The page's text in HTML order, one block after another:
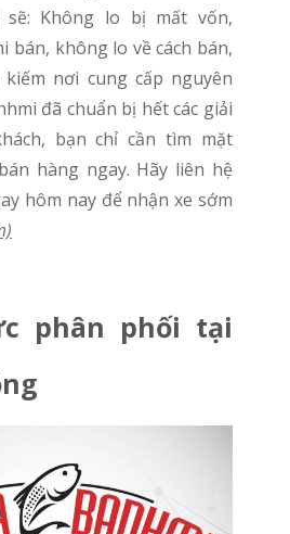
Không lo bị mất vốn,
bán, không lo về cách bán,
nơi cung cấp nguyên
đã chuẩn bị hết các giải
bạn chỉ cần tìm mặt
hàng ngay. Hãy liên hệ
hôm nay để nhận xe sớm
phân phối tại